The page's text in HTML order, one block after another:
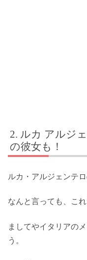
ルカ アルジ
の彼女も！
ルカ・アルジェンテ
なんと言っても、こ
ましてやイタリアの
う。